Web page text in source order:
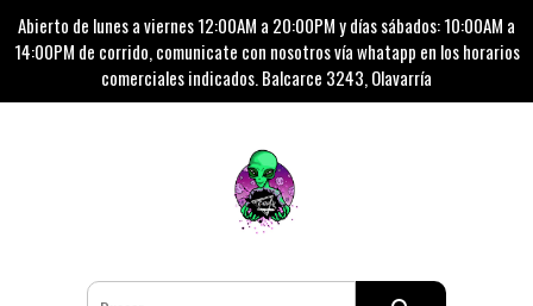
Abierto de lunes a viernes 12:00AM a 20:00PM y días sábados: 10:00AM a
14:00PM de corrido, comunicate con nosotros vía whatapp en los horarios
comerciales indicados. Balcarce 3243, Olavarría